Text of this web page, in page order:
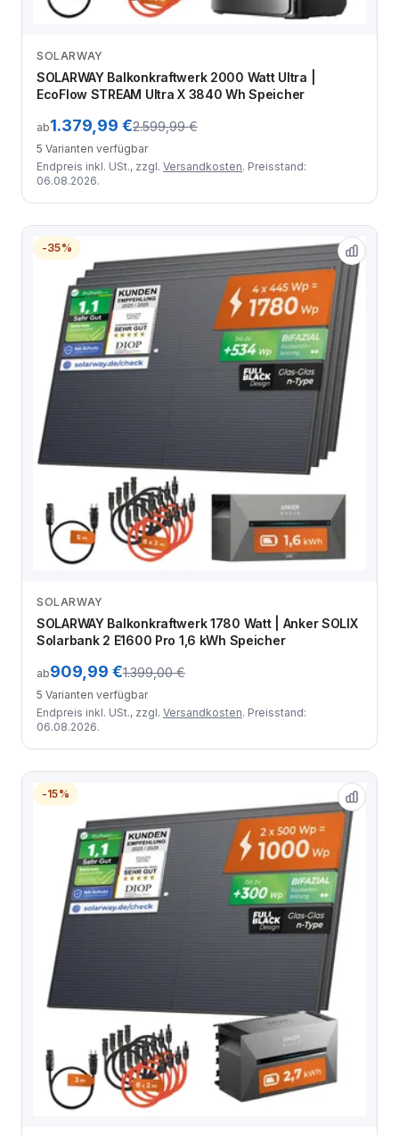
SOLARWAY
SOLARWAY Balkonkraftwerk 2000 Watt Ultra |
EcoFlow STREAM Ultra X 3840 Wh Speicher
ab1.379,99 €2.599,99 €
5 Varianten verfügbar
Endpreis inkl. USt., zzgl. Versandkosten. Preisstand:
06.08.2026.
-35%
SOLARWAY
SOLARWAY Balkonkraftwerk 1780 Watt | Anker SOLIX
Solarbank 2 E1600 Pro 1,6 kWh Speicher
ab909,99 €1.399,00 €
5 Varianten verfügbar
Endpreis inkl. USt., zzgl. Versandkosten. Preisstand:
06.08.2026.
-15%